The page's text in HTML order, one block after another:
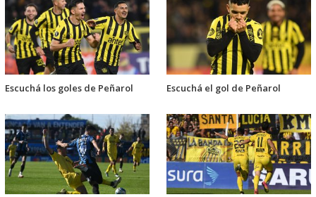
Escuchá los goles de Peñarol Escuchá el gol de Peñarol